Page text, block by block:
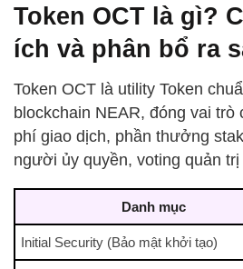
Token OCT là gì?
ích và phân bổ ra
Token OCT là utility Token
blockchain NEAR, đóng vai trò
phí giao dịch, phần thưởng
người ủy quyền, voting quản trị
Danh mục
Initial Security (Bảo mật khởi tạo)